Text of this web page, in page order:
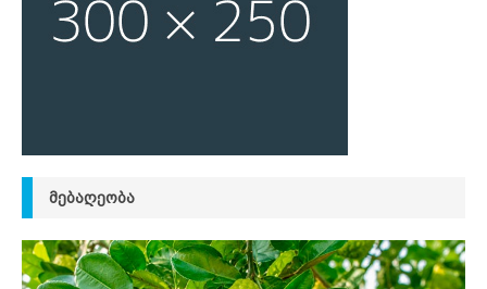
ᲛᲔᲑᲐᲦᲔᲝᲑᲐ